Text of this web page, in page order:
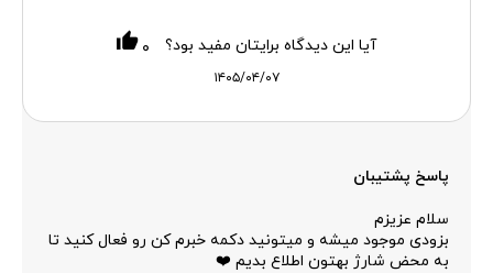
۱۴۰۵/۰۴/۰۷
آیا این دیدگاه برایتان مفید بود؟ ۰
پاسخ پشتیبان
سلام عزیزم
بزودی موجود میشه و میتونید دکمه خبرم کن رو فعال کنید تا
به محض شارژ بهتون اطلاع بدیم ❤️